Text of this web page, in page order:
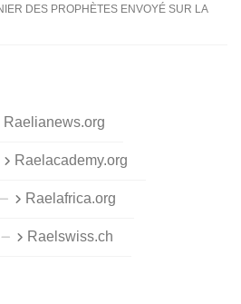
DES PROPHÈTES ENVOYÉ SUR LA
Raelianews.org
Raelacademy.org
Raelafrica.org
Raelswiss.ch